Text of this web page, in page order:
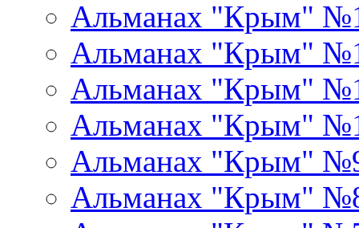
Альманах "Крым"
Альманах "Крым"
Альманах "Крым"
Альманах "Крым"
Альманах "Крым"
Альманах "Крым"